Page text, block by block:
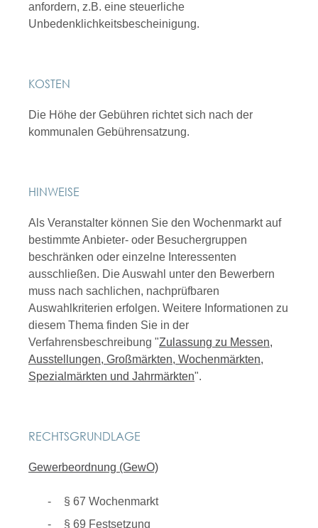
anfordern, z.B. eine steuerliche
Unbedenklichkeitsbescheinigung.
KOSTEN
Die Höhe der Gebühren richtet sich nach der
kommunalen Gebührensatzung.
HINWEISE
Als Veranstalter können Sie den Wochenmarkt auf
bestimmte Anbieter- oder Besuchergruppen
beschränken oder einzelne Interessenten
ausschließen. Die Auswahl unter den Bewerbern
muss nach sachlichen, nachprüfbaren
Auswahlkriterien erfolgen. Weitere Informationen zu
diesem Thema finden Sie in der
Verfahrensbeschreibung "Zulassung zu Messen,
Ausstellungen, Großmärkten, Wochenmärkten,
Spezialmärkten und Jahrmärkten".
RECHTSGRUNDLAGE
Gewerbeordnung (GewO)
§ 67 Wochenmarkt
§ 69 Festsetzung